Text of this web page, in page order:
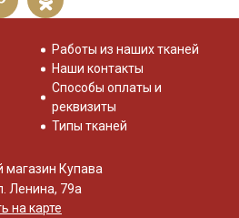
Работы из наших тканей
Наши контакты
Способы оплаты и
реквизиты
Типы тканей
магазин Купава
Ленина, 79а
на карте